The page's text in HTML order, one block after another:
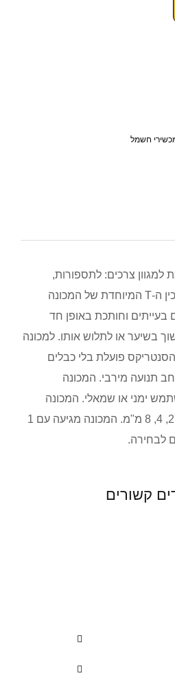
חשמל
צרכים: לתספורות,
לקרחות ולעיצוב זקנים. סכין ה-T המיוחדת של המכונה
בעייתים וחותכת באופן חד
למשוך בשיער או לתלוש אותו. למכונה
פועלת בלי כבלים
תנועה מירבי. המכונה
ימני או שמאלי. המכונה
מסופקת עם 3 מסרקיות: 2, 4, 8 מ"מ. המכונה מגיעה עם 1
לבחירה.
קשורים